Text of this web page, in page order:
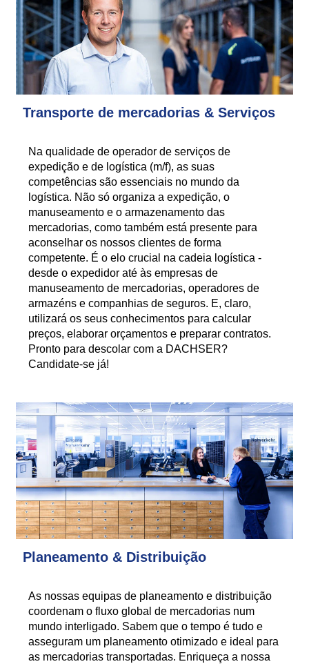
Transporte de mercadorias & Serviços
Na qualidade de operador de serviços de
expedição e de logística (m/f), as suas
competências são essenciais no mundo da
logística. Não só organiza a expedição, o
manuseamento e o armazenamento das
mercadorias, como também está presente para
aconselhar os nossos clientes de forma
competente. É o elo crucial na cadeia logística -
desde o expedidor até às empresas de
manuseamento de mercadorias, operadores de
armazéns e companhias de seguros. E, claro,
utilizará os seus conhecimentos para calcular
preços, elaborar orçamentos e preparar contratos.
Pronto para descolar com a DACHSER?
Candidate-se já!
Planeamento & Distribuição
As nossas equipas de planeamento e distribuição
coordenam o fluxo global de mercadorias num
mundo interligado. Sabem que o tempo é tudo e
asseguram um planeamento otimizado e ideal para
as mercadorias transportadas. Enriqueça a nossa